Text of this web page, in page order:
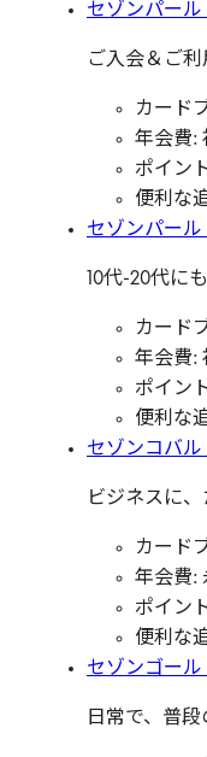
セゾンパー
ご入会＆ご
カード
年会費:
ポイン
便利な
セゾンパー
10代-20代に
カード
年会費:
ポイン
便利な
セゾンコバ
ビジネスに
カード
年会費:
ポイン
便利な
セゾンゴー
日常で、普